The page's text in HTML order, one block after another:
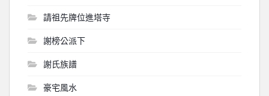
請祖先牌位進塔寺
謝榜公派下
謝氏族譜
豪宅風水